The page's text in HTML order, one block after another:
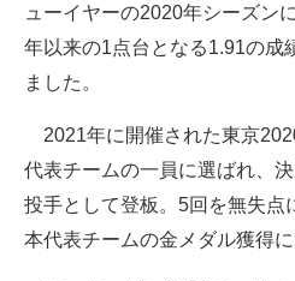
ューイヤーの2020年シーズン
年以来の1点台となる1.91の成
ました。
2021年に開催された東京
代表チームの一員に選ばれ、
投手として登板。5回を無失点
本代表チームの金メダル獲得